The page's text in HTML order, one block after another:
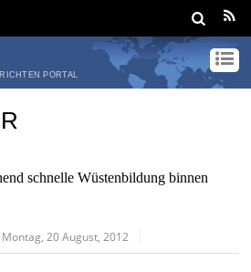
PORTAL
schnelle Wüstenbildung binnen
Montag, 20 August, 2012